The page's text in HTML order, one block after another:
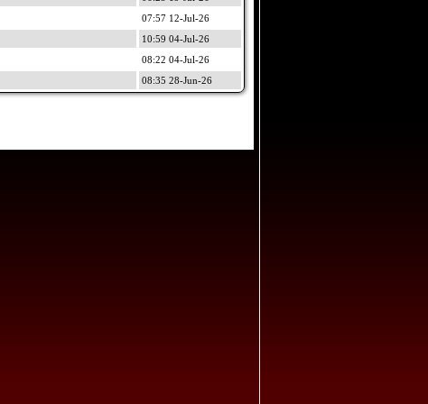
07:57 12-Jul-26
10:59 04-Jul-26
08:22 04-Jul-26
08:35 28-Jun-26